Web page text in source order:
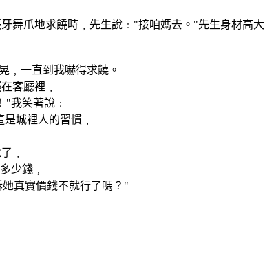
舞爪地求饒時﹐先生說﹕"接咱媽去。"先生身材高
﹐一直到我嚇得求饒。
客廳裡﹐
我笑著說﹕
城裡人的習慣﹐
﹐
少錢﹐
真實價錢不就行了嗎？"